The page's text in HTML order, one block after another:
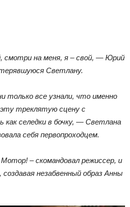
смотри на меня, я – свой, — Юрий
Светлану.
только все узнали, что именно
треклятую сцену с
как селедки в бочку, — Светлана
себя первопроходцем.
– скомандовал режиссер, и
незабвенный образ Анны